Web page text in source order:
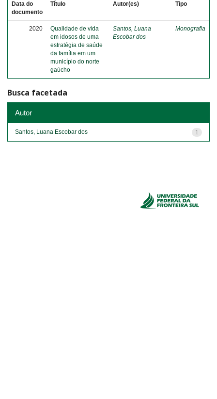
Data do
documento
Título Autor(es) Tipo
2020
Qualidade de vida
em idosos de uma
estratégia de saúde
da família em um
município do norte
gaúcho
Santos, Luana
Escobar dos
Monografia
Busca facetada
Autor
1
Santos, Luana Escobar dos